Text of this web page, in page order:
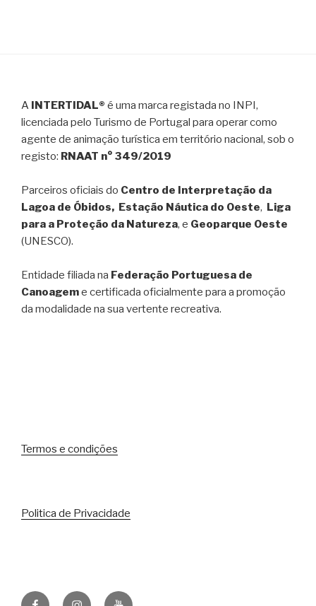
A INTERTIDAL® é uma marca registada no INPI,
licenciada pelo Turismo de Portugal para operar como
agente de animação turística em território nacional, sob o
registo: RNAAT n° 349/2019
Parceiros oficiais do Centro de Interpretação da
Lagoa de Óbidos, Estação Náutica do Oeste, Liga
para a Proteção da Natureza, e Geoparque Oeste
(UNESCO).
Entidade filiada na Federação Portuguesa de
Canoageme certificada oficialmente para a promoção
da modalidade na sua vertente recreativa.
Termos e condições
Politica de Privacidade
FacebookInstagramYoutube